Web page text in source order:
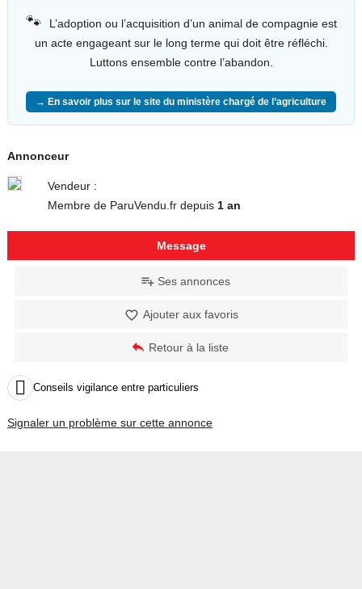
🐾
L’adoption ou l’acquisition d’un animal de compagnie est
un acte engageant sur le long terme qui doit être réfléchi.
Luttons ensemble contre l’abandon.
→ En savoir plus sur le site du ministère chargé de l’agriculture
Annonceur
Vendeur :
Membre de ParuVendu.fr depuis 1 an
Message
Ses annonces
Ajouter aux favoris
Retour à la liste
 Conseils vigilance entre particuliers
Signaler un problème sur cette annonce